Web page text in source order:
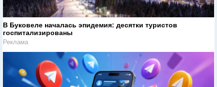
В Буковеле началась эпидемия: десятки туристов
госпитализированы
Реклама